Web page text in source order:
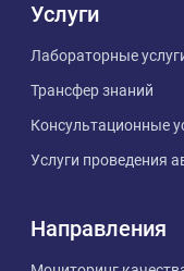
Услуги
Лабораторные
Трансфер знаний
Консультационные
Услуги проведения
Направления